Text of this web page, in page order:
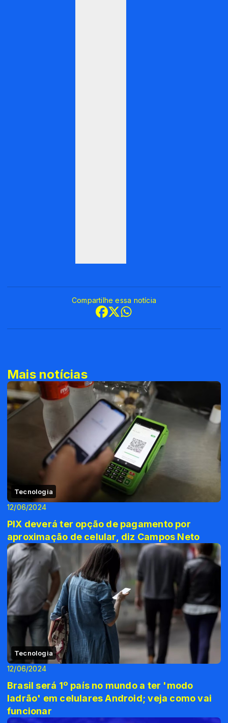
Compartilhe essa notícia
Mais notícias
Tecnologia
12/06/2024
PIX deverá ter opção de pagamento por
aproximação de celular, diz Campos Neto
Tecnologia
12/06/2024
Brasil será 1º país no mundo a ter 'modo
ladrão' em celulares Android; veja como vai
funcionar